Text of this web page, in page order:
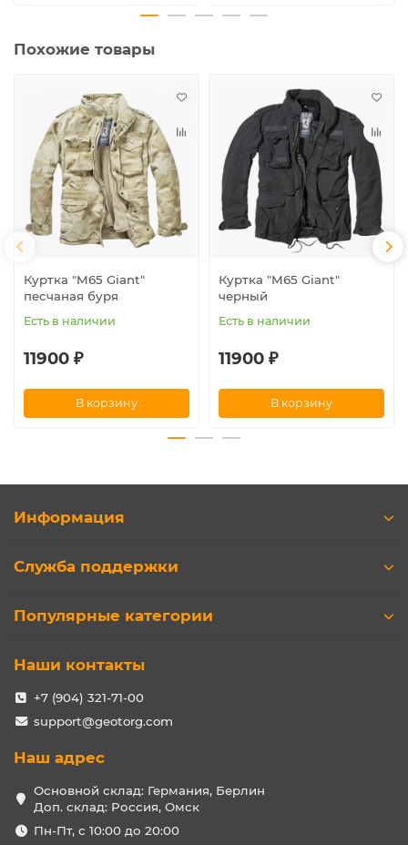
Похожие товары
Куртка "M65 Giant"
песчаная буря
Есть в наличии
11900 ₽
В корзину
Куртка "M65 Giant"
черный
Есть в наличии
11900 ₽
В корзину
Информация
Служба поддержки
Популярные категории
Наши контакты
+7 (904) 321-71-00
support@geotorg.com
Наш адрес
Основной склад: Германия, Берлин
Доп. склад: Россия, Омск
Пн-Пт, с 10:00 до 20:00